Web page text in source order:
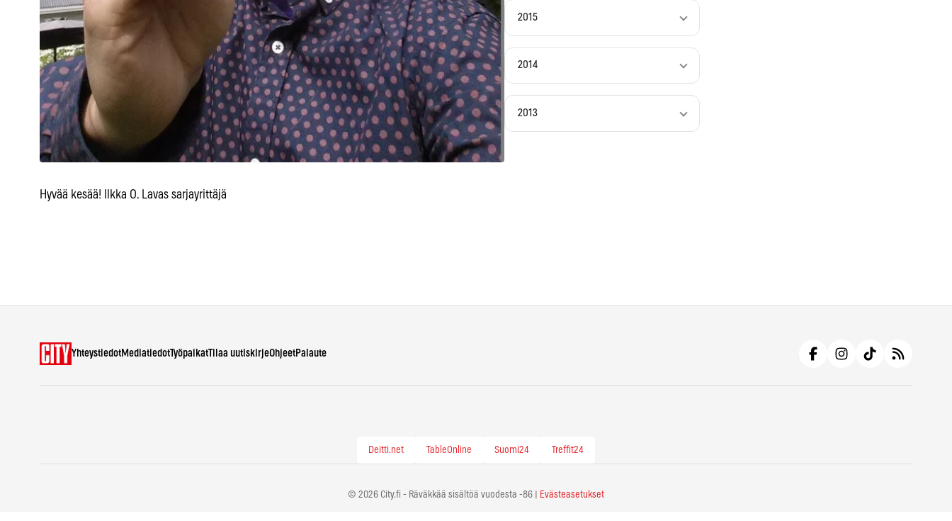
Hyvää kesää! Ilkka O. Lavas sarjayrittäjä
2015
2014
2013
YhteystiedotMediatiedotTyöpaikatTilaa uutiskirjeOhjeetPalaute
Deitti.net TableOnline Suomi24 Treffit24
© 2026 City.fi - Räväkkää sisältöä vuodesta -86 | Evästeasetukset